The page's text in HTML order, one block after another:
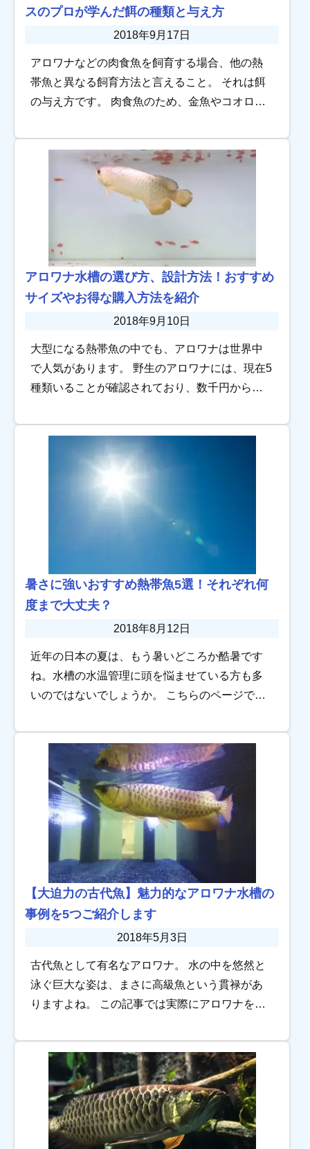
スのプロが学んだ餌の種類と与え方
2018年9月17日
アロワナなどの肉食魚を飼育する場合、他の熱
帯魚と異なる飼育方法と言えること。 それは餌
の与え方です。 肉食魚のため、金魚やコオロギ
し、だからと言ってただ金魚だけ与えれば良い
という訳 […]
アロワナ水槽の選び方、設計方法！おすすめ
サイズやお得な購入方法を紹介
2018年9月10日
大型になる熱帯魚の中でも、アロワナは世界中
で人気があります。 野生のアロワナには、現在5
種類いることが確認されており、数千円から購
は数十万、数百万円となるアジアアロワナと、
暑さに強いおすすめ熱帯魚5選！それぞれ何
度まで大丈夫？
2018年8月12日
近年の日本の夏は、もう暑いどころか酷暑です
ね。水槽の水温管理に頭を悩ませている方も多
いのではないでしょうか。 こちらのページでは
メ５選をご紹介します！特徴、育て方など詳し
く解説し […]
【大迫力の古代魚】魅力的なアロワナ水槽の
事例を5つご紹介します
2018年5月3日
古代魚として有名なアロワナ。 水の中を悠然と
泳ぐ巨大な姿は、まさに高級魚という貫禄があ
りますよね。 この記事では実際にアロワナを飼
アロワナの魅力、飼育方法も簡単にご紹介しま